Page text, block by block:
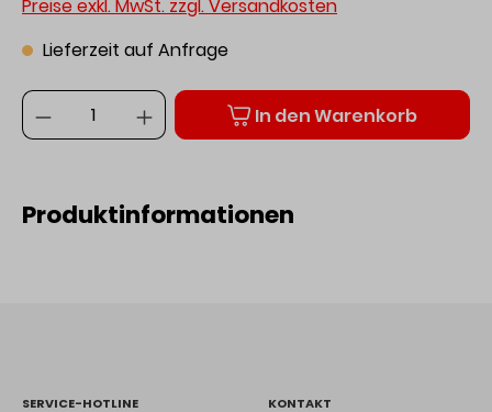
Preise exkl. MwSt. zzgl. Versandkosten
Lieferzeit auf Anfrage
Anzahl
In den Warenkorb
Produktinformationen
SERVICE-HOTLINE
KONTAKT